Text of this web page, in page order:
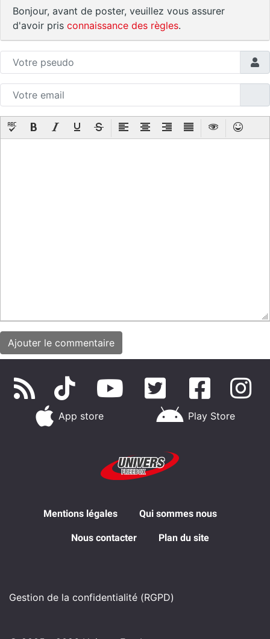
Bonjour, avant de poster, veuillez vous assurer
d'avoir pris connaissance des règles.
App store Play Store
Mentions légales Qui sommes nous
Nous contacter Plan du site
Gestion de la confidentialité (RGPD)